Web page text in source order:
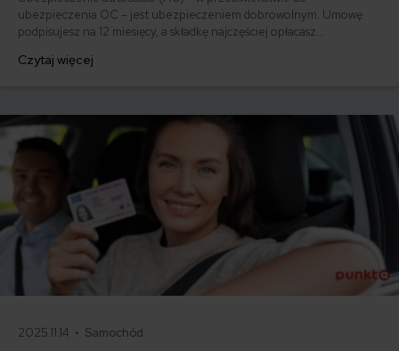
ubezpieczenia OC – jest ubezpieczeniem dobrowolnym. Umowę
podpisujesz na 12 miesięcy, a składkę najczęściej opłacasz
ofertę lub zdecydowałeś się sprzedać samochód w trakcie trwania
Czytaj więcej
2025.11.14 • Samochód